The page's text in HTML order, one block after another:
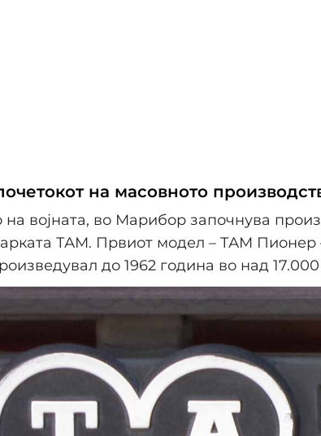
на масовното
војната, во Марибор започнува
ТАМ. Првиот модел – ТАМ Пионер
до 1962 година во над